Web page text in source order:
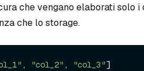
che vengano elaborati solo
che lo storage.
, "col_2" , "col_3"